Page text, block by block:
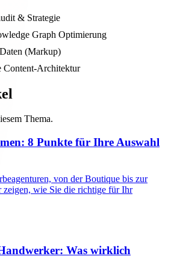
& Strategie
Graph Optimierung
(Markup)
Content-Architektur
Thema.
8 Punkte für Ihre Auswahl
von der Boutique bis zur
zeigen, wie Sie die richtige für Ihr
Was wirklich